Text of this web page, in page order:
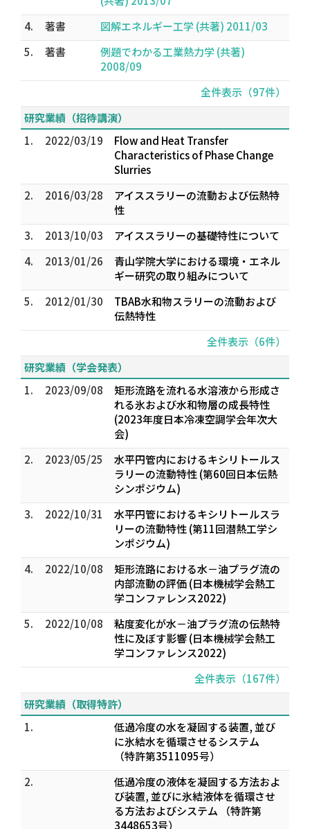
4.
著書
図解エネルギー工学 (共著) 2011/03
5.
著書
例題でわかる工業熱力学 (共著)
2008/09
全件表示（97件）
研究業績（招待講演）
1.
2022/03/19
Flow and Heat Transfer
Characteristics of Phase Change
Slurries
2.
2016/03/28
アイススラリーの流動および伝熱特
性
3.
2013/10/03
アイススラリーの基礎特性について
4.
2013/01/26
青山学院大学における環境・エネル
ギー研究の取り組みについて
5.
2012/01/30
TBAB水和物スラリーの流動および
伝熱特性
全件表示（6件）
研究業績（学会発表）
1.
2023/09/08
矩形流路を流れる水溶液から形成さ
れる氷および水和物層の成長特性
(2023年度日本冷凍空調学会年次大
会)
2.
2023/05/25
水平円管内におけるキシリトールス
ラリーの流動特性 (第60回日本伝熱
シンポジウム)
3.
2022/10/31
水平円管におけるキシリトールスラ
リーの流動特性 (第11回潜熱工学シ
ンポジウム)
4.
2022/10/08
矩形流路における水－油プラグ流の
内部流動の評価 (日本機械学会熱工
学コンファレンス2022)
5.
2022/10/08
粘度変化が水－油プラグ流の伝熱特
性に及ぼす影響 (日本機械学会熱工
学コンファレンス2022)
全件表示（167件）
研究業績（取得特許）
1.
低過冷度の水を凝固する装置, 並び
に氷結水を循環させるシステム
（特許第3511095号）
2.
低過冷度の液体を凝固する方法およ
び装置, 並びに氷結液体を循環させ
る方法およびシステム （特許第
3448653号）